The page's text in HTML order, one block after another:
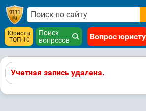
Юристы
ТОП-10
Поиск
вопросов
Вопрос юристу
Учетная запись удалена.